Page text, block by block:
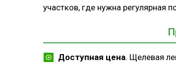
участков, где нужна
Доступная цена. Щелевая